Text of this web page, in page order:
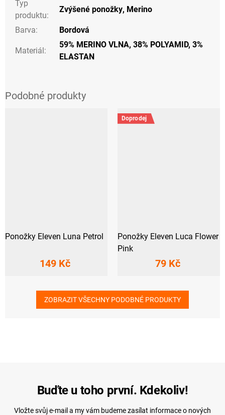
Typ
produktu:
Zvýšené ponožky, Merino
Barva: Bordová
Materiál:
59% MERINO VLNA, 38% POLYAMID, 3%
ELASTAN
Ponožky Eleven Luna Petrol
149 Kč
Doprodej
Ponožky Eleven Luca Flower
Pink
79 Kč
ZOBRAZIT VŠECHNY PODOBNÉ PRODUKTY
Buďte u toho první. Kdekoliv!
Vložte svůj e-mail a my vám budeme zasílat informace o nových